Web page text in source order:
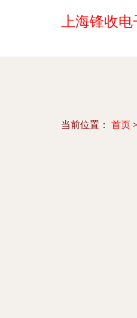
上海锋收
当前位置： 首页 >